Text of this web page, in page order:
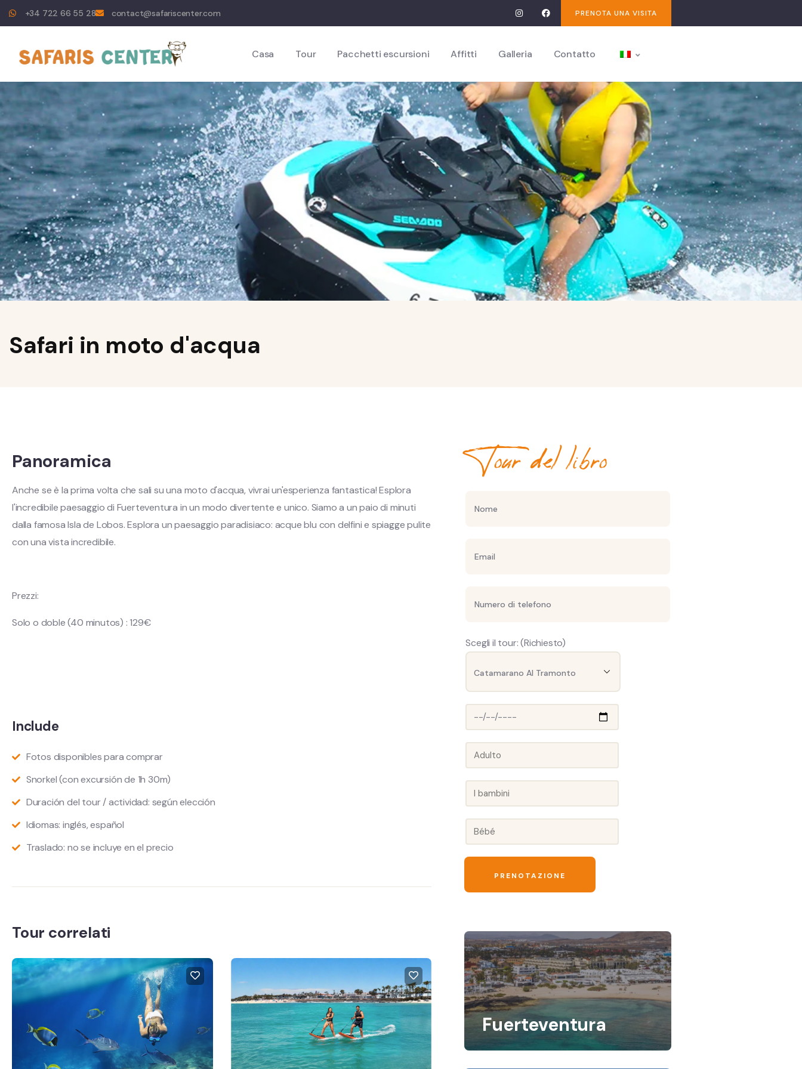
+34 722 66 55 28 contact@safariscenter.com PRENOTA UNA VISITA
Casa Tour Pacchetti escursioni Affitti Galleria Contatto
Safari in moto d'acqua
Panoramica
Anche se è la prima volta che sali su una moto d'acqua, vivrai un'esperienza fantastica! Esplora
l'incredibile paesaggio di Fuerteventura in un modo divertente e unico. Siamo a un paio di minuti
dalla famosa Isla de Lobos. Esplora un paesaggio paradisiaco: acque blu con delfini e spiagge pulite
con una vista incredibile.
Prezzi:
Solo o doble (40 minutos) : 129€
Include
Fotos disponibles para comprar
Snorkel (con excursión de 1h 30m)
Duración del tour / actividad: según elección
Idiomas: inglés, español
Traslado: no se incluye en el precio
Tour correlati
Tour del libro
Scegli il tour: (Richiesto)
Fuerteventura